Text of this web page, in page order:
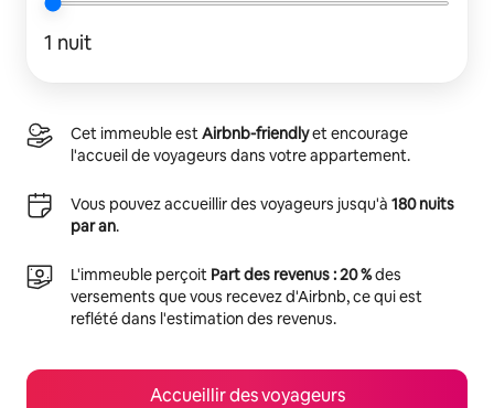
1 nuit
Cet immeuble estAirbnb-friendlyet encourage
l'accueil de voyageurs dans votre appartement.
Vous pouvez accueillir des voyageurs jusqu'à 180 nuits
par an.
L'immeuble perçoit Part des revenus : 20 %des
versements que vous recevez d'Airbnb, ce qui est
reflété dans l'estimation des revenus.
Accueillir des voyageurs